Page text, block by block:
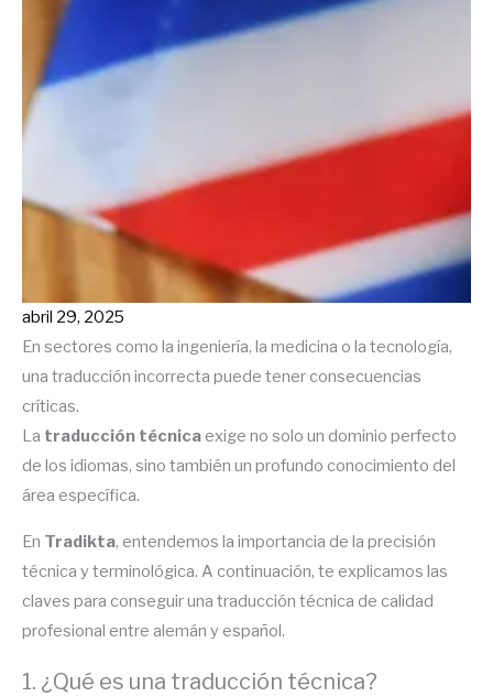
abril 29, 2025
En sectores como la ingeniería, la medicina o la tecnología,
una traducción incorrecta puede tener consecuencias
críticas.
La traducción técnica exige no solo un dominio perfecto
de los idiomas, sino también un profundo conocimiento del
área específica.
En Tradikta, entendemos la importancia de la precisión
técnica y terminológica. A continuación, te explicamos las
claves para conseguir una traducción técnica de calidad
profesional entre alemán y español.
1. ¿Qué es una traducción técnica?